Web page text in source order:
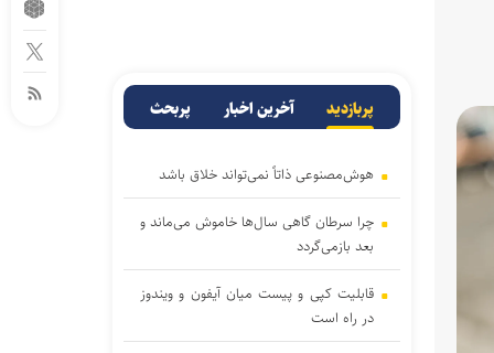
پربازدید آخرین اخبار پربحث
هوش‌مصنوعی ذاتاً نمی‌تواند خلاق باشد
چرا سرطان گاهی سال‌ها خاموش می‌ماند و
بعد بازمی‌گردد
قابلیت کپی و پیست میان آیفون و ویندوز
در راه است